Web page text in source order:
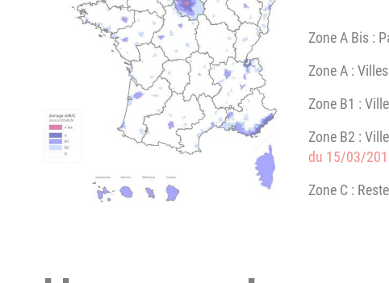
Zone A Bis :
Zone A :
Zone B1 :
Zone B2 :
du 15/03/
Zone C :